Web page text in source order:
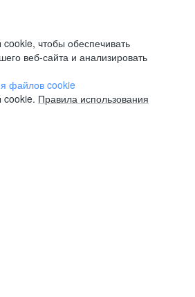
чтобы обеспечивать
веб-сайта и анализировать
файлов cookie
Правила использования